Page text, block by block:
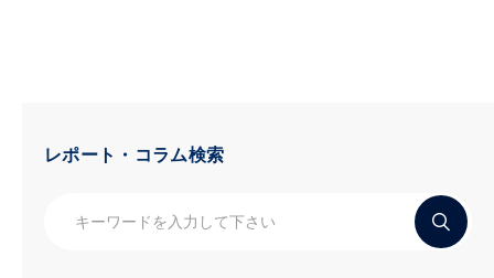
レポート・コラム検索